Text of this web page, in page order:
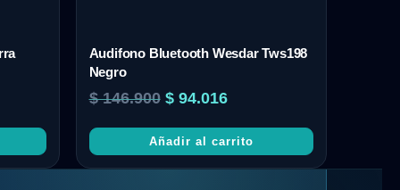
Audifono Bluetooth Wesdar Tws198
Negro
$146.900 $94.016
Añadir al carrito